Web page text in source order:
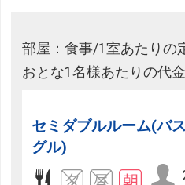
部屋：食事/1室あたりの
おとな1名様あたりの代金
セミダブルルーム(バ
グル)